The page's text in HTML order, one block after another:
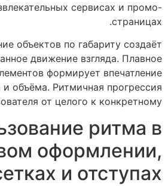
сервисах и промо-
страницах.
объектов по габариту создаёт
движение взгляда. Плавное
формирует впечатление
и объёма. Ритмичная прогрессия
от целого к конкретному.
ритма в
оформлении,
и отступах